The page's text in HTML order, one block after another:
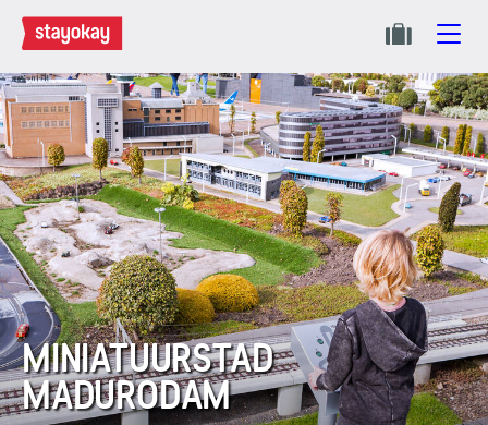
MINIATUURSTAD
MADURODAM